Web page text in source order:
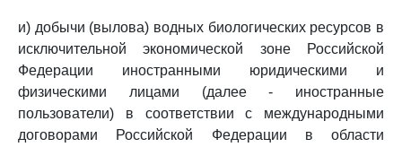
и) добычи (вылова) водных биологических ресурсов в
исключительной экономической зоне Российской
Федерации иностранными юридическими и
физическими лицами (далее - иностранные
пользователи) в соответствии с международными
договорами Российской Федерации в области